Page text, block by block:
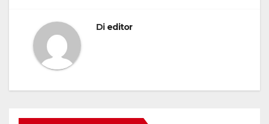
Di editor